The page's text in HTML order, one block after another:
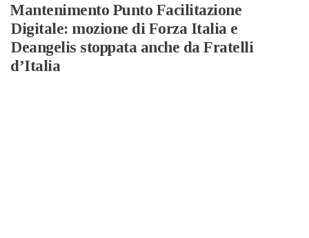
Mantenimento Punto Facilitazione
Digitale: mozione di Forza Italia e
Deangelis stoppata anche da Fratelli
d’Italia